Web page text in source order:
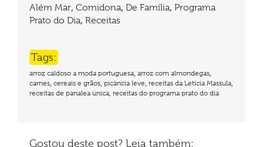
Além Mar, Comidona, De Família, Programa
Prato do Dia, Receitas
Tags:
arroz caldoso a moda portuguesa, arroz com almondegas,
carnes, cereais e grãos, picância leve, receitas da Leticia Massula,
receitas de panalea única, receitas do programa prato do dia
Gostou deste post? Leia também: